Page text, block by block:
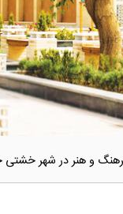
و هنر در شهر خشتی